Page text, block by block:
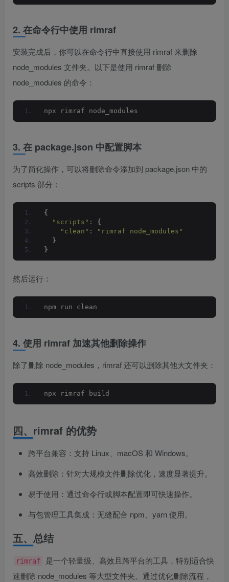
2. 在命令行中使用 rimraf
安装完成后，你可以在命令行中直接使用 rimraf 来删除
node_modules 文件夹。以下是使用 rimraf 删除
node_modules 的命令：
npx rimraf node_modules
3. 在 package.json 中配置脚本
为了简化操作，可以将删除命令添加到 package.json 中的
scripts 部分：
{
"scripts" : {
"clean" :
"rimraf node_modules"
}
}
然后运行：
npm run clean
4. 使用 rimraf 加速其他删除操作
除了删除 node_modules，rimraf 还可以删除其他大文件夹：
npx rimraf build
四、rimraf 的优势
跨平台兼容：支持 Linux、macOS 和 Windows。
高效删除：针对大规模文件删除优化，速度显著提升。
易于使用：通过命令行或脚本配置即可快速操作。
与包管理工具集成：无缝配合 npm、yarn 使用。
五、总结
rimraf
是一个轻量级、高效且跨平台的工具，特别适合快
速删除 node_modules 等大型文件夹。通过优化删除流程，